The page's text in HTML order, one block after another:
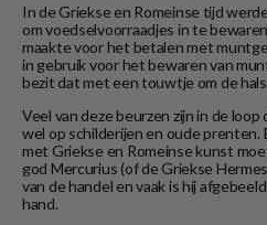
In de Griekse en Romeinse tijd
om voedselvoorraadjes in te
maakte voor het betalen met
in gebruik voor het bewaren van
bezit dat met een touwtje om de
Veel van deze beurzen zijn in de
wel op schilderijen en oude prenten.
met Griekse en Romeinse kunst
god Mercurius (of de Griekse
van de handel en vaak is hij
hand.